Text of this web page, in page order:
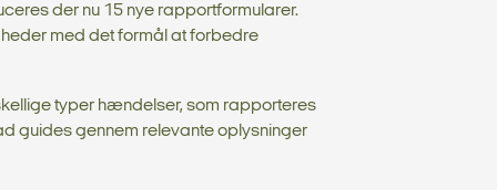
der nu 15 nye rapportformularer.
med det formål at forbedre
typer hændelser, som rapporteres
guides gennem relevante oplysninger